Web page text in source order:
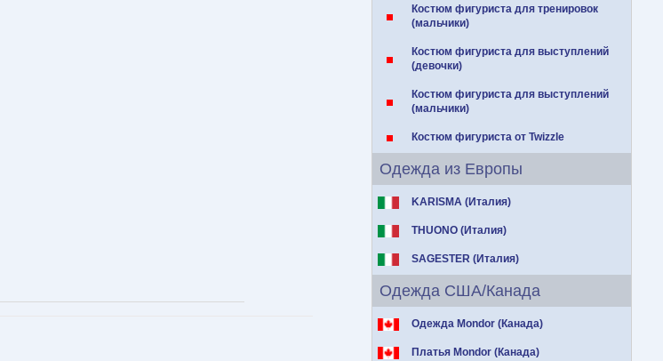
Костюм фигуриста для тренировок
(мальчики)
Костюм фигуриста для выступлений
(девочки)
Костюм фигуриста для выступлений
(мальчики)
Костюм фигуриста от Twizzle
Одежда из Европы
KARISMA (Италия)
THUONO (Италия)
SAGESTER (Италия)
Одежда США/Канада
Одежда Mondor (Канада)
Платья Mondor (Канада)